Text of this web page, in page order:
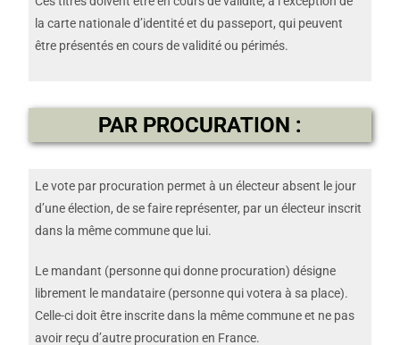
la carte nationale d’identité et du passeport, qui peuvent
être présentés en cours de validité ou périmés.
PAR PROCURATION :
Le vote par procuration permet à un électeur absent le jour
d’une élection, de se faire représenter, par un électeur inscrit
dans la même commune que lui.
Le mandant (personne qui donne procuration) désigne
librement le mandataire (personne qui votera à sa place).
Celle-ci doit être inscrite dans la même commune et ne pas
avoir reçu d’autre procuration en France.